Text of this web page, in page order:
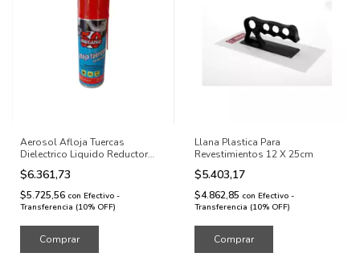
Aerosol Afloja Tuercas
Dielectrico Liquido Reductor
237ml
$6.361,73
$5.725,56 con Efectivo -
Transferencia (10% OFF)
Llana Plastica Para
Revestimientos 12 X 25cm
$5.403,17
$4.862,85 con Efectivo -
Transferencia (10% OFF)